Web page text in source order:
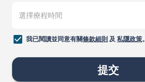
我已閱讀並同意有關條款細則及 私隱政策。
提交